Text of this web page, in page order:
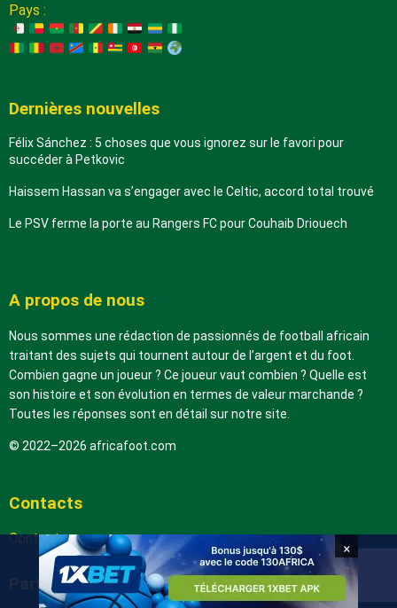
Pays :
Dernières nouvelles
Félix Sánchez : 5 choses que vous ignorez sur le favori pour
succéder à Petkovic
Haissem Hassan va s’engager avec le Celtic, accord total trouvé
Le PSV ferme la porte au Rangers FC pour Couhaib Driouech
A propos de nous
Nous sommes une rédaction de passionnés de football africain
traitant des sujets qui tournent autour de l’argent et du foot.
Combien gagne un joueur ? Ce joueur vaut combien ? Quelle est
son histoire et son évolution en termes de valeur marchande ?
Toutes les réponses sont en détail sur notre site.
© 2022–2026 africafoot.com
Contacts
Contactez-nous
Partenaires
×